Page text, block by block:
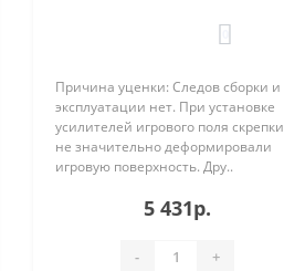
Причина уценки: Следов сборки и
эксплуатации нет. При установке
усилителей игрового поля скрепки
не значительно деформировали
игровую поверхность. Дру..
5 431р.
- +